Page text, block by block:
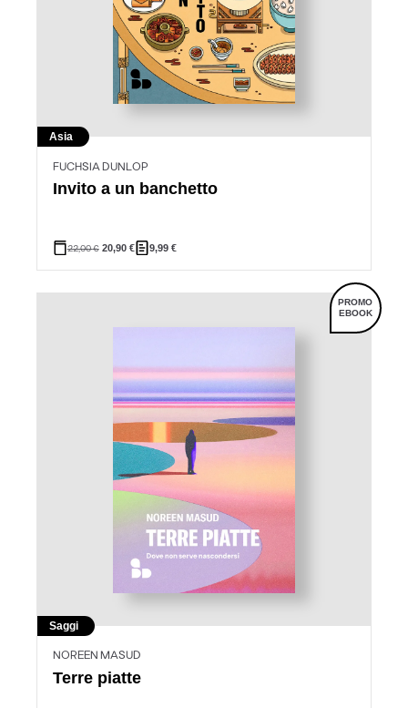
Asia
FUCHSIA DUNLOP
Invito a un banchetto
22,00€ 20,90 € 9,99 €
PROMO
EBOOK
Saggi
NOREEN MASUD
Terre piatte